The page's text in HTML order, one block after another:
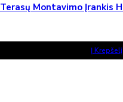
Terasų Montavimo Įrankis
Į Krepšelį